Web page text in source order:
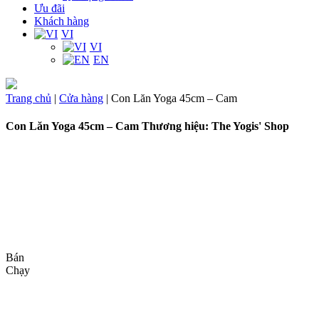
Ưu đãi
Khách hàng
VI
VI
EN
Trang chủ | Cửa hàng | Con Lăn Yoga 45cm – Cam
Con Lăn Yoga 45cm – Cam Thương hiệu: The Yogis' Shop
Bán
Chạy